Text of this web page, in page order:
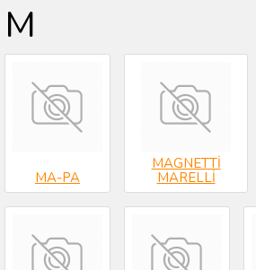
M
MA-PA
MAGNETTİ
MARELLİ